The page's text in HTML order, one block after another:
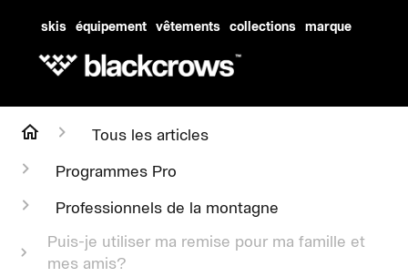
skis équipement vêtements collections marque
Tous les articles
Programmes Pro
Professionnels de la montagne
Puis-je utiliser ma remise pour ma famille et
mes amis?